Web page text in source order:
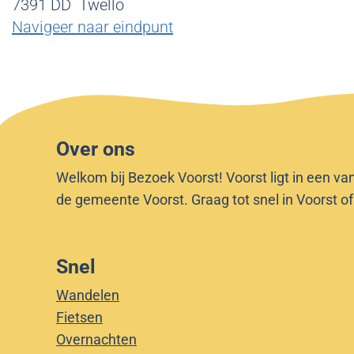
o
r
o
r
k
n
e
r
p
a
O
l
e
7391 DD Twello
Navigeer naar eindpunt
p
Over ons
Welkom bij Bezoek Voorst! Voorst ligt in een
de gemeente Voorst. Graag tot snel in Voorst
Snel
Wandelen
Fietsen
Overnachten